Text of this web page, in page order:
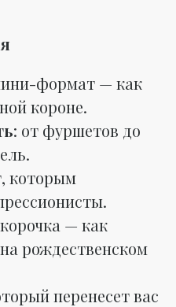
формат — как
короне.
: от фуршетов до
которым
— как
рождественском
перенесет вас